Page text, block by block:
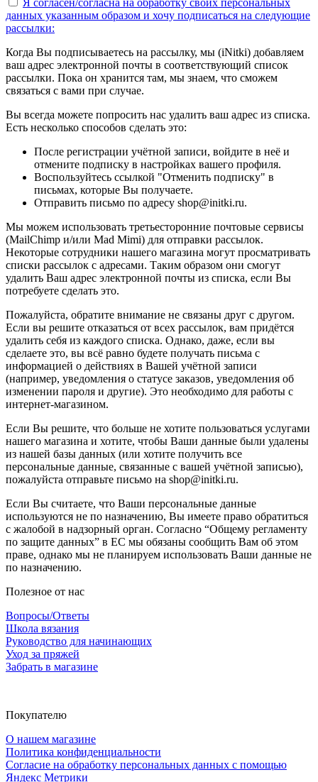
Я согласен/согласна на обработку своих персональных
данных указанным образом и хочу подписаться на следующие
рассылки:
Когда Вы подписываетесь на рассылку, мы (iNitki) добавляем
ваш адрес электронной почты в соответствующий список
рассылки. Пока он хранится там, мы знаем, что сможем
связаться с вами при случае.
Вы всегда можете попросить нас удалить ваш адрес из списка.
Есть несколько способов сделать это:
После регистрации учётной записи, войдите в неё и
отмените подписку в настройках вашего профиля.
Воспользуйтесь ссылкой "Отменить подписку" в
письмах, которые Вы получаете.
Отправить письмо по адресу shop@initki.ru.
Мы можем использовать третьесторонние почтовые сервисы
(MailChimp и/или Mad Mimi) для отправки рассылок.
Некоторые сотрудники нашего магазина могут просматривать
списки рассылок с адресами. Таким образом они смогут
удалить Ваш адрес электронной почты из списка, если Вы
потребуете сделать это.
Пожалуйста, обратите внимание не связаны друг с другом.
Если вы решите отказаться от всех рассылок, вам придётся
удалить себя из каждого списка. Однако, даже, если вы
сделаете это, вы всё равно будете получать письма с
информацией о действиях в Вашей учётной записи
(например, уведомления о статусе заказов, уведомления об
изменении пароля и другие). Это необходимо для работы с
интернет-магазином.
Если Вы решите, что больше не хотите пользоваться услугами
нашего магазина и хотите, чтобы Ваши данные были удалены
из нашей базы данных (или хотите получить все
персональные данные, связанные с вашей учётной записью),
пожалуйста отправьте письмо на shop@initki.ru.
Если Вы считаете, что Ваши персональные данные
используются не по назначению, Вы имеете право обратиться
с жалобой в надзорный орган. Согласно “Общему регламенту
по защите данных” в ЕС мы обязаны сообщить Вам об этом
праве, однако мы не планируем использовать Ваши данные не
по назначению.
Полезное от нас
Вопросы/Ответы
Школа вязания
Руководство для начинающих
Уход за пряжей
Забрать в магазине
Покупателю
О нашем магазине
Политика конфиденциальности
Согласие на обработку персональных данных с помощью
Яндекс Метрики